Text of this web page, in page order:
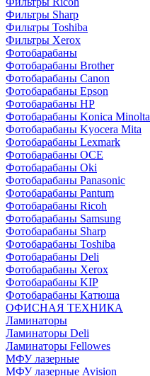
Фильтры Sharp
Фильтры Toshiba
Фильтры Xerox
Фотобарабаны
Фотобарабаны Brother
Фотобарабаны Canon
Фотобарабаны Epson
Фотобарабаны HP
Фотобарабаны Konica Minolta
Фотобарабаны Kyocera Mita
Фотобарабаны Lexmark
Фотобарабаны OCE
Фотобарабаны Oki
Фотобарабаны Panasonic
Фотобарабаны Pantum
Фотобарабаны Ricoh
Фотобарабаны Samsung
Фотобарабаны Sharp
Фотобарабаны Toshiba
Фотобарабаны Deli
Фотобарабаны Xerox
Фотобарабаны KIP
Фотобарабаны Катюша
ОФИСНАЯ ТЕХНИКА
Ламинаторы
Ламинаторы Deli
Ламинаторы Fellowes
МФУ лазерные
МФУ лазерные Avision